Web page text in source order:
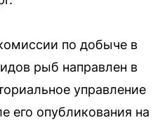
по добыче в
рыб направлен в
управление
его опубликования на